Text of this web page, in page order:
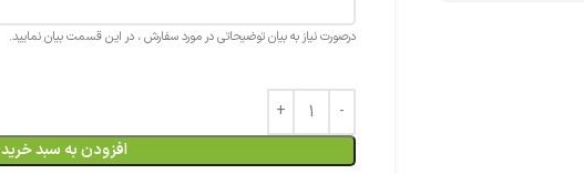
درصورت نیاز به بیان توضیحاتی در مورد سفارش ، در این قسمت بیان نمایید.
افزودن به سبد خرید